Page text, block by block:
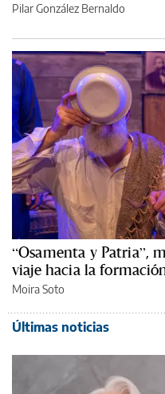
Pilar González Bernaldo
“Osamenta y Patria”,
viaje hacia la
Moira Soto
Últimas noticias